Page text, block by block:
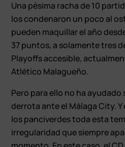
Una pésima racha de 10
los condenaron un poco al
pueden maquillar el año
37 puntos, a solamente tres
Playoffs accesible,
Atlético Malagueño.
Pero para ello no ha
derrota ante el Málaga City.
los panciverdes toda esta
irregularidad que siempre